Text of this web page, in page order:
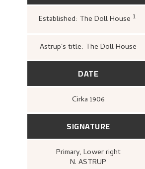
Established: The Doll House 1
Astrup's title: The Doll House
DATE
Cirka 1906
SIGNATURE
Primary, Lower right
N. ASTRUP